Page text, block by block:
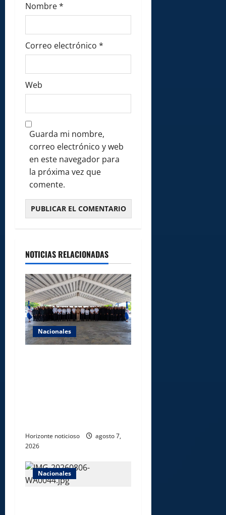
Nombre*
Correo electrónico *
Web
Guarda mi nombre,
correo electrónico y web
en este navegador para
la próxima vez que
comente.
NOTICIAS RELACIONADAS
Nacionales
Horizonte noticioso
agosto 7,
2026
Nacionales